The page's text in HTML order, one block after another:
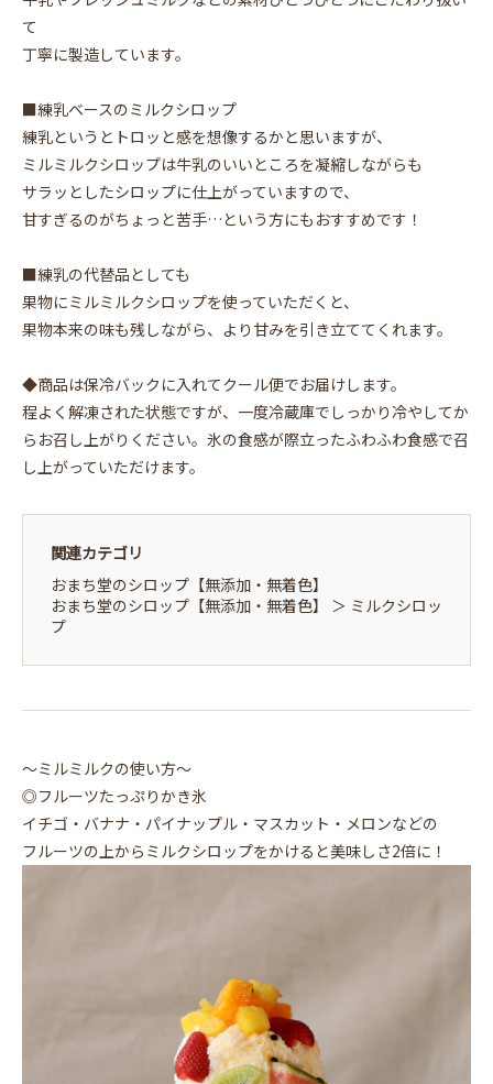
て
丁寧に製造しています。
■練乳ベースのミルクシロップ
練乳というとトロッと感を想像するかと思いますが、
ミルミルクシロップは牛乳のいいところを凝縮しながらも
サラッとしたシロップに仕上がっていますので、
甘すぎるのがちょっと苦手…という方にもおすすめです！
■練乳の代替品としても
果物にミルミルクシロップを使っていただくと、
果物本来の味も残しながら、より甘みを引き立ててくれます。
◆商品は保冷バックに入れてクール便でお届けします。
程よく解凍された状態ですが、一度冷蔵庫でしっかり冷やしてか
らお召し上がりください。氷の食感が際立ったふわふわ食感で召
し上がっていただけます。
関連カテゴリ
おまち堂のシロップ【無添加・無着色】
おまち堂のシロップ【無添加・無着色】
＞ ミルクシロッ
プ
〜ミルミルクの使い方〜
◎フルーツたっぷりかき氷
イチゴ・バナナ・パイナップル・マスカット・メロンなどの
フルーツの上からミルクシロップをかけると美味しさ2倍に！